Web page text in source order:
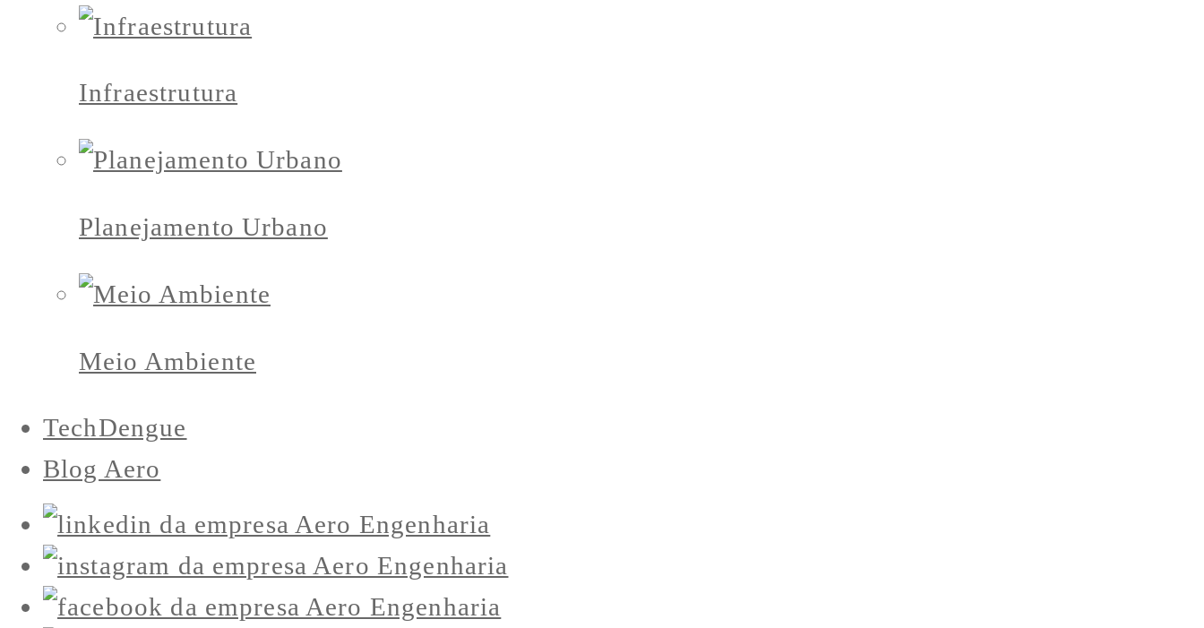
Infraestrutura
Planejamento Urbano
Meio Ambiente
TechDengue
Blog Aero